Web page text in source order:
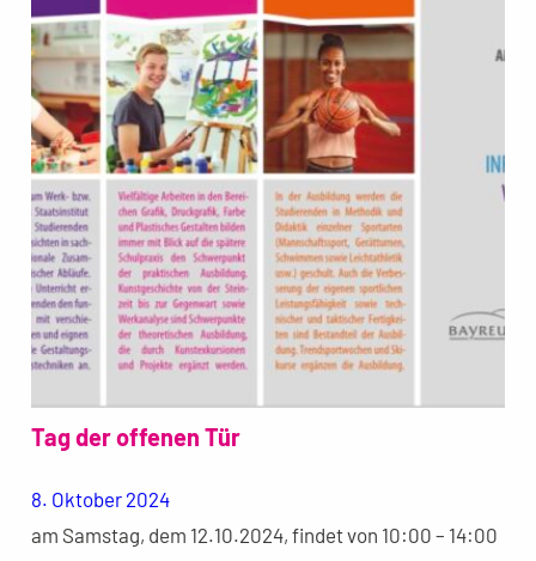
Tag der offenen Tür
8. Oktober 2024
am Samstag, dem 12.10.2024, findet von 10:00 – 14:00